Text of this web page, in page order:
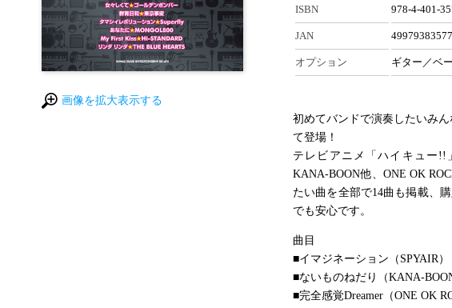
画像を拡大表示する
ISBN 978-4-401-
JAN
オプション ギター／ベ
初めてバンドで演奏したいみ
て登場！
テレビアニメ「ハイキュー!!
KANA-BOON他、ONE OK
たい曲を全部で14曲も掲載、
でも安心です。
曲目
■イマジネーション（SPYAIR）
■ないものねだり（KANA-
■完全感覚Dreamer（ONE OK